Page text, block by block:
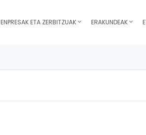
ENPRESAK ETA ZERBITZUAK ERAKUNDEAK